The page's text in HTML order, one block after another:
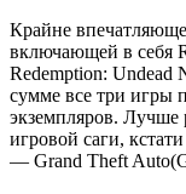
Крайне
включающей в себя
Redemption: Undead
сумме все три игры
экземпляров. Лучше
игровой саги,
— Grand Theft